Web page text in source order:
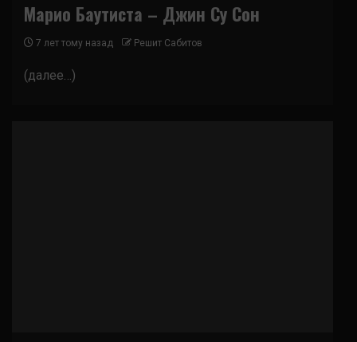
Марио Баутиста – Джин Су Сон
7 лет тому назад Решит Сабитов
(далее…)